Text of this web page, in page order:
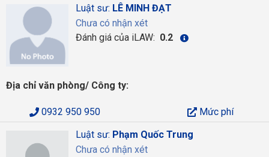
Luật sư: LÊ MINH ĐẠT
Chưa có nhận xét
Đánh giá của iLAW: 0.2
Địa chỉ văn phòng/ Công ty:
0932 950 950
Mức phí
Luật sư: Phạm Quốc Trung
Chưa có nhận xét